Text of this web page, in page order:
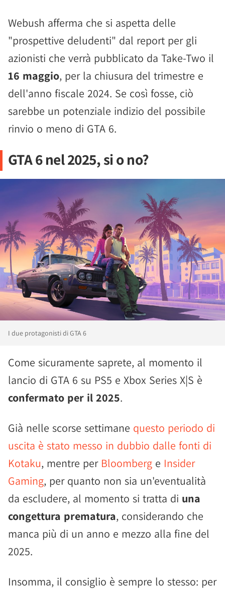
Webush afferma che si aspetta delle
"prospettive deludenti" dal report per gli
azionisti che verrà pubblicato da Take-Two il
16 maggio, per la chiusura del trimestre e
dell'anno fiscale 2024. Se così fosse, ciò
sarebbe un potenziale indizio del possibile
rinvio o meno di GTA 6.
GTA 6 nel 2025, si o no?
I due protagonisti di GTA 6
Come sicuramente saprete, al momento il
lancio di GTA 6 su PS5 e Xbox Series X|S è
confermato per il 2025.
Già nelle scorse settimane questo periodo di
uscita è stato messo in dubbio dalle fonti di
Kotaku, mentre per Bloomberg e Insider
Gaming, per quanto non sia un'eventualità
da escludere, al momento si tratta di una
congettura prematura, considerando che
manca più di un anno e mezzo alla fine del
2025.
Insomma, il consiglio è sempre lo stesso: per